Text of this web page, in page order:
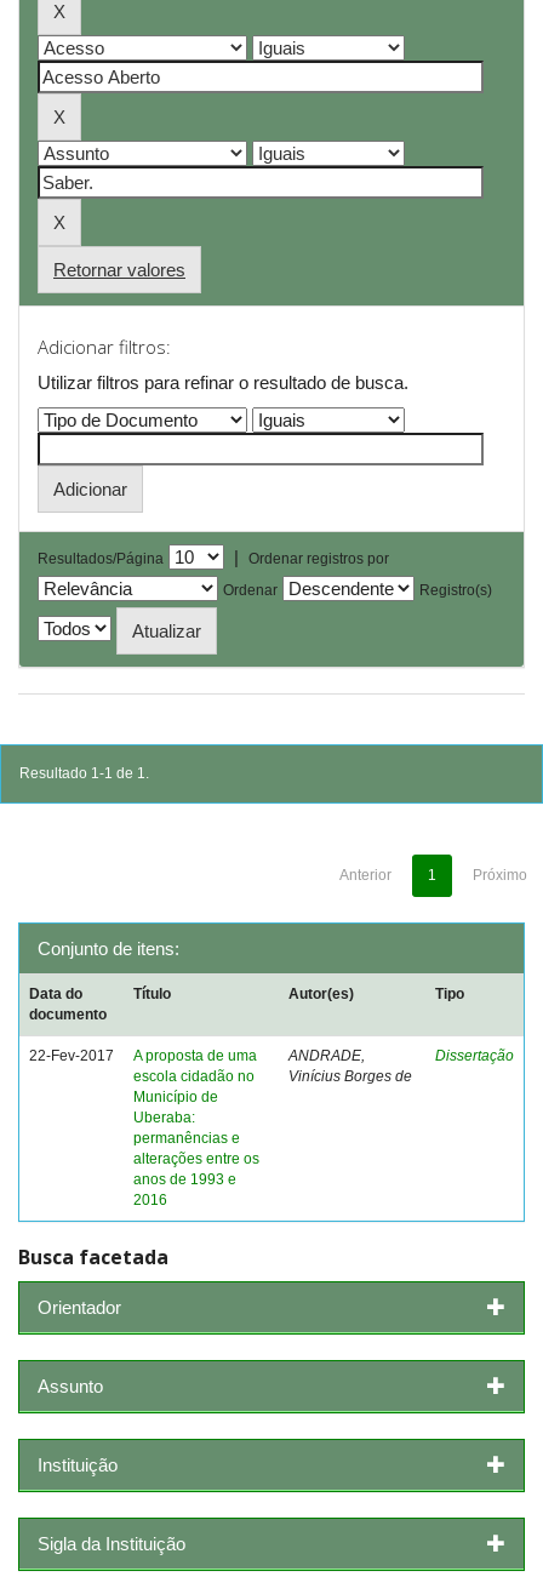
Retornar valores
Adicionar filtros:
Utilizar filtros para refinar o resultado de busca.
Resultados/Página |
Ordenar registros por
Ordenar
Registro(s)
Resultado 1-1 de 1.
Anterior 1 Próximo
Conjunto de itens:
Data do
documento
Título Autor(es) Tipo
22-Fev-2017
A proposta de uma
escola cidadão no
Município de
Uberaba:
permanências e
alterações entre os
anos de 1993 e
2016
ANDRADE,
Vinícius Borges de
Dissertação
Busca facetada
Orientador
Assunto
Instituição
Sigla da Instituição